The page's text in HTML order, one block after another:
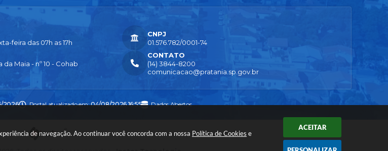
de navegação. Ao continuar você concorda com a nossa Política de Cookies e
ACEITAR
da Maia - nº 10 - Cohab
CONTATO
(14) 3844-8200
comunicacao@pratania.sp.gov.br
feira das 07h as 17h
CNPJ
01.576.782/0001-74
2026 Portal atualizado em:04/08/2026 16:55 Dados Abertos